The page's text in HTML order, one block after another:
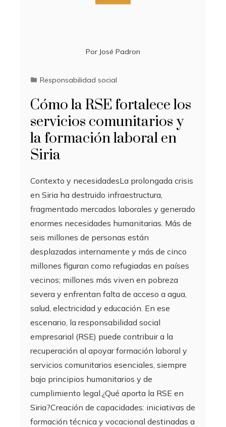
Por José Padron
Responsabilidad social
Cómo la RSE fortalece los
servicios comunitarios y
la formación laboral en
Siria
Contexto y necesidadesLa prolongada crisis
en Siria ha destruido infraestructura,
fragmentado mercados laborales y generado
enormes necesidades humanitarias. Más de
seis millones de personas están
desplazadas internamente y más de cinco
millones figuran como refugiadas en países
vecinos; millones más viven en pobreza
severa y enfrentan falta de acceso a agua,
salud, electricidad y educación. En ese
escenario, la responsabilidad social
empresarial (RSE) puede contribuir a la
recuperación al apoyar formación laboral y
servicios comunitarios esenciales, siempre
bajo principios humanitarios y de
cumplimiento legal.¿Qué aporta la RSE en
Siria?Creación de capacidades: iniciativas de
formación técnica y vocacional destinadas a